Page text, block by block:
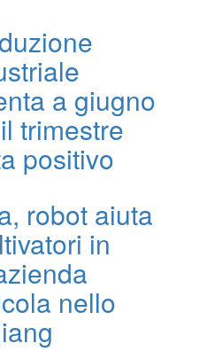
a giugno
trimestre
positivo
robot aiuta
in
nello